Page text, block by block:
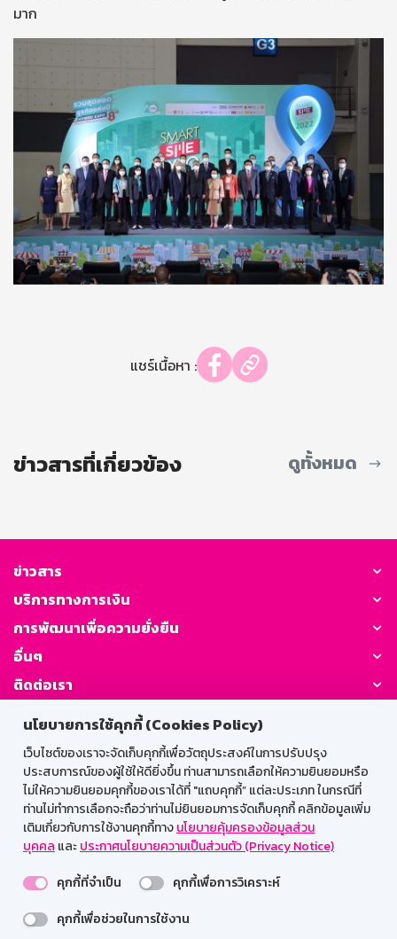
นโยบายการใช้คุกกี้ (Cookies Policy)
เว็บไซต์ของเราจะจัดเก็บคุกกี้เพื่อวัตถุประสงค์ในการปรับปรุง
ประสบการณ์ของผู้ใช้ให้ดียิ่งขึ้น ท่านสามารถเลือกให้ความยินยอมหรือ
ไม่ให้ความยินยอมคุกกี้ของเราได้ที่ "แถบคุกกี้” แต่ละประเภท ในกรณีที่
ท่านไม่ทำการเลือกจะถือว่าท่านไม่ยินยอมการจัดเก็บคุกกี้ คลิกข้อมูลเพิ่ม
เติมเกี่ยวกับการใช้งานคุกกี้ทางนโยบายคุ้มครองข้อมูลส่วน
บุคคล และประกาศนโยบายความเป็นส่วนตัว (Privacy Notice)
คุกกี้ที่จำเป็น
คุกกี้เพื่อการวิเคราะห์
คุกกี้เพื่อช่วยในการใช้งาน
มาก
แชร์เนื้อหา :
ข่าวสารที่เกี่ยวข้อง ดูทั้งหมด
ข่าวสาร
บริการทางการเงิน
การพัฒนาเพื่อความยั่งยืน
อื่นๆ
ติดต่อเรา
GSB Society:
สำหรับพนักงาน
Web HR
GSB Wisdom
M-Search
เข้าสู่ระบบเน็ตเมล